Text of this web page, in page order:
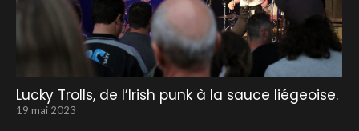
Lucky Trolls, de l’Irish punk à la sauce liégeoise.
19 mai 2023